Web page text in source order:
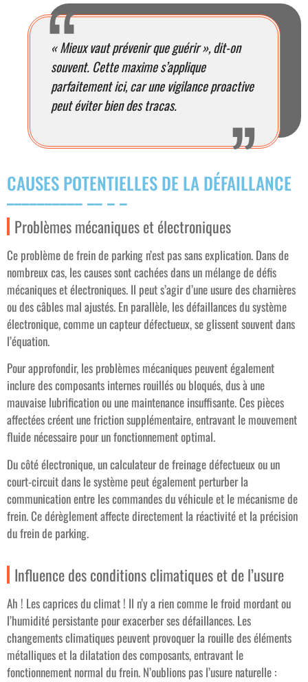
« Mieux vaut prévenir que guérir », dit-on
souvent. Cette maxime s’applique
parfaitement ici, car une vigilance proactive
peut éviter bien des tracas.
CAUSES POTENTIELLES DE LA DÉFAILLANCE
Problèmes mécaniques et électroniques
Ce problème de frein de parking n’est pas sans explication. Dans de
nombreux cas, les causes sont cachées dans un mélange de défis
mécaniques et électroniques. Il peut s’agir d’une usure des charnières
ou des câbles mal ajustés. En parallèle, les défaillances du système
électronique, comme un capteur défectueux, se glissent souvent dans
l’équation.
Pour approfondir, les problèmes mécaniques peuvent également
inclure des composants internes rouillés ou bloqués, dus à une
mauvaise lubrification ou une maintenance insuffisante. Ces pièces
affectées créent une friction supplémentaire, entravant le mouvement
fluide nécessaire pour un fonctionnement optimal.
Du côté électronique, un calculateur de freinage défectueux ou un
court-circuit dans le système peut également perturber la
communication entre les commandes du véhicule et le mécanisme de
frein. Ce dérèglement affecte directement la réactivité et la précision
du frein de parking.
Influence des conditions climatiques et de l’usure
Ah ! Les caprices du climat ! Il n’y a rien comme le froid mordant ou
l’humidité persistante pour exacerber ses défaillances. Les
changements climatiques peuvent provoquer la rouille des éléments
métalliques et la dilatation des composants, entravant le
fonctionnement normal du frein. N’oublions pas l’usure naturelle :